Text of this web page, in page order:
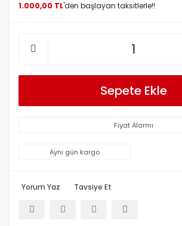
1.000,00 TL'den başlayan taksitlerle!!
Sepete Ekle
Fiyat Alarmı
Aynı gün kargo
Yorum Yaz Tavsiye Et